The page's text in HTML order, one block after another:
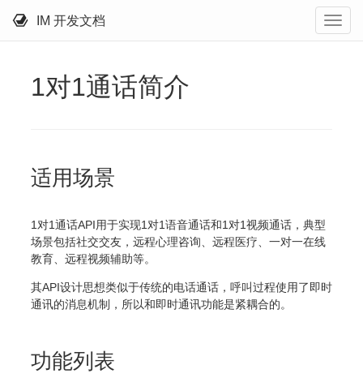
IM 开发文档
1对1通话简介
适用场景
1对1通话API用于实现1对1语音通话和1对1视频通话，典型
场景包括社交交友，远程心理咨询、远程医疗、一对一在线
教育、远程视频辅助等。
其API设计思想类似于传统的电话通话，呼叫过程使用了即时
通讯的消息机制，所以和即时通讯功能是紧耦合的。
功能列表